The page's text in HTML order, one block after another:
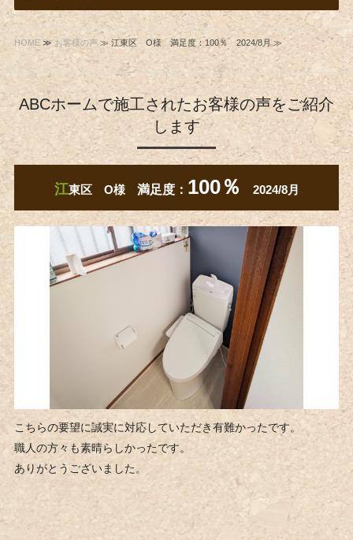
HOME≫ お客様の声≫ 江東区 O様 満足度：100％ 2024/8月 ≫
ABCホームで施工されたお客様の声をご紹介
します
江東区 O様 満足度： 100％ 2024/8月
こちらの要望に誠実に対応していただき有難かったです。
職人の方々も素晴らしかったです。
ありがとうございました。